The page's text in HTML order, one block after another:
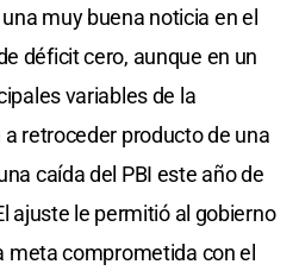
muy buena noticia en el
déficit cero, aunque en un
variables de la
retroceder producto de una
caída del PBI este año de
ajuste le permitió al gobierno
meta comprometida con el